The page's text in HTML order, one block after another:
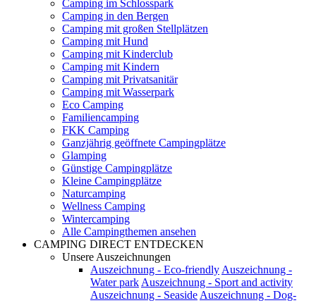
Camping im Schlosspark
Camping in den Bergen
Camping mit großen Stellplätzen
Camping mit Hund
Camping mit Kinderclub
Camping mit Kindern
Camping mit Privatsanitär
Camping mit Wasserpark
Eco Camping
Familiencamping
FKK Camping
Ganzjährig geöffnete Campingplätze
Glamping
Günstige Campingplätze
Kleine Campingplätze
Naturcamping
Wellness Camping
Wintercamping
Alle Campingthemen ansehen
CAMPING DIRECT ENTDECKEN
Unsere Auszeichnungen
Auszeichnung - Eco-friendly Auszeichnung -
Water park Auszeichnung - Sport and activity
Auszeichnung - Seaside Auszeichnung - Dog-